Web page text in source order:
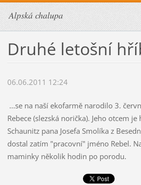
Alpská chalupa
Druhé letošní
06.06.2011 12:24
...se na naší ekofarmě narodilo 3.
Rebece (slezská norička). Jeho otcem
Schaunitz pana Josefa Smolíka z
dostal zatím "pracovní" jméno Rebel.
maminky několik hodin po porodu.